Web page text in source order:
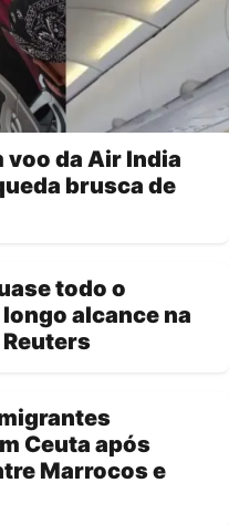
voo da Air India
brusca de
todo o
alcance na
Ceuta após
Marrocos e